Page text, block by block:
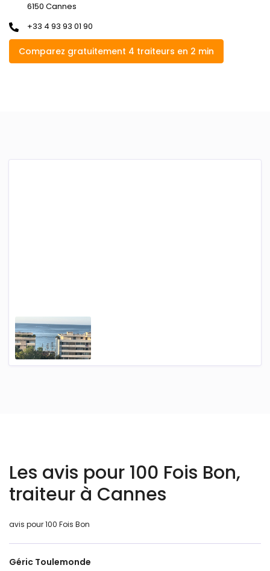
6150 Cannes
+33 4 93 93 01 90
Comparez gratuitement 4 traiteurs en 2 min
Les avis pour 100 Fois Bon,
traiteur à Cannes
avis pour 100 Fois Bon
Géric Toulemonde